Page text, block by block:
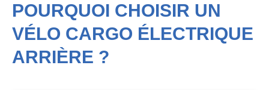
POURQUOI CHOISIR UN
VÉLO CARGO ÉLECTRIQUE
ARRIÈRE ?